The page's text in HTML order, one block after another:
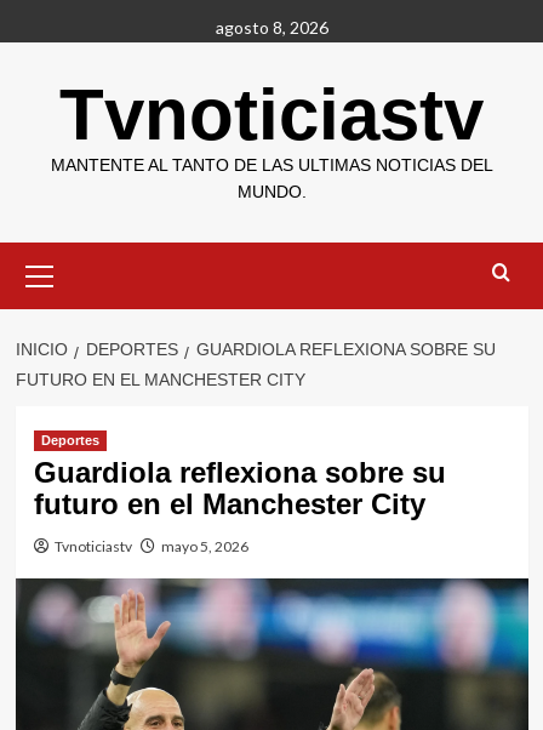
al
agosto 8, 2026
Tvnoticiastv
MANTENTE AL TANTO DE LAS ULTIMAS NOTICIAS DEL
MUNDO.
primario
INICIO DEPORTES
GUARDIOLA REFLEXIONA SOBRE SU
FUTURO EN EL MANCHESTER CITY
Deportes
Guardiola reflexiona sobre su
futuro en el Manchester City
Tvnoticiastv mayo 5, 2026